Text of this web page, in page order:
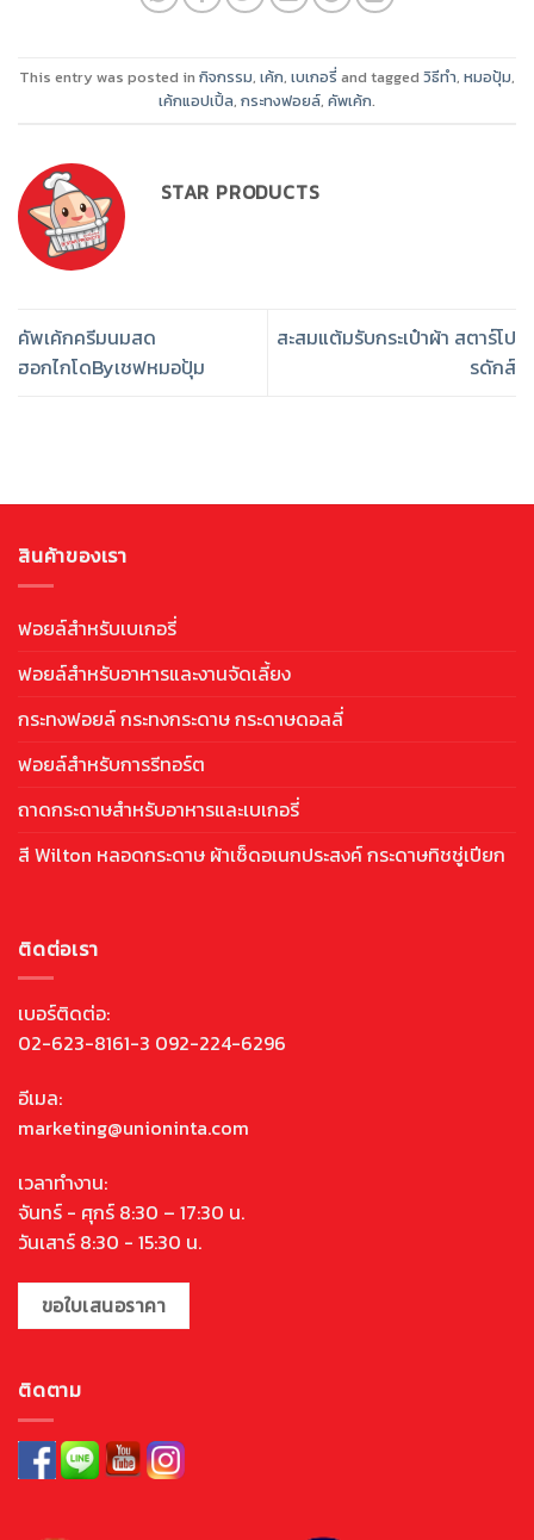
This entry was posted in กิจกรรม, เค้ก, เบเกอรี่ and tagged วิธีทำ, หมอปุ้ม,
เค้กแอปเปิ้ล, กระทงฟอยล์, คัพเค้ก.
STAR PRODUCTS
คัพเค้กครีมนมสด
ฮอกไกโดByเชฟหมอปุ้ม
สะสมแต้มรับกระเป๋าผ้า สตาร์โป
รดักส์
สินค้าของเรา
ฟอยล์สำหรับเบเกอรี่
ฟอยล์สำหรับอาหารและงานจัดเลี้ยง
กระทงฟอยล์ กระทงกระดาษ กระดาษดอลลี่
ฟอยล์สำหรับการรีทอร์ต
ถาดกระดาษสำหรับอาหารและเบเกอรี่
สี Wilton หลอดกระดาษ ผ้าเช็ดอเนกประสงค์ กระดาษทิชชู่เปียก
ติดต่อเรา
เบอร์ติดต่อ:
02-623-8161-3 092-224-6296
อีเมล:
marketing@unioninta.com
เวลาทำงาน:
จันทร์ - ศุกร์ 8:30 – 17:30 น.
วันเสาร์ 8:30 - 15:30 น.
ขอใบเสนอราคา
ติดตาม